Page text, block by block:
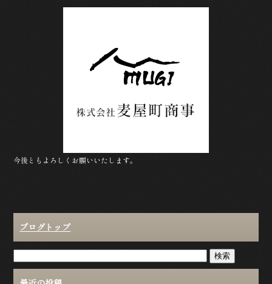
itte
今後ともよろしくお願いいたします。
ブログトップ